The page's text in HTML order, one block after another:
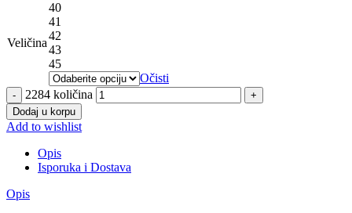
Veličina
40
41
42
43
45
Očisti
2284 količina
Dodaj u korpu
Add to wishlist
Opis
Isporuka i Dostava
Opis